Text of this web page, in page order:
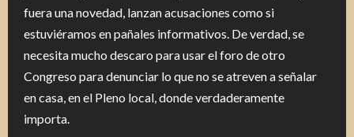
fuera una novedad, lanzan acusaciones como si
estuviéramos en pañales informativos. De verdad, se
necesita mucho descaro para usar el foro de otro
Congreso para denunciar lo que no se atreven a señalar
en casa, en el Pleno local, donde verdaderamente
importa.